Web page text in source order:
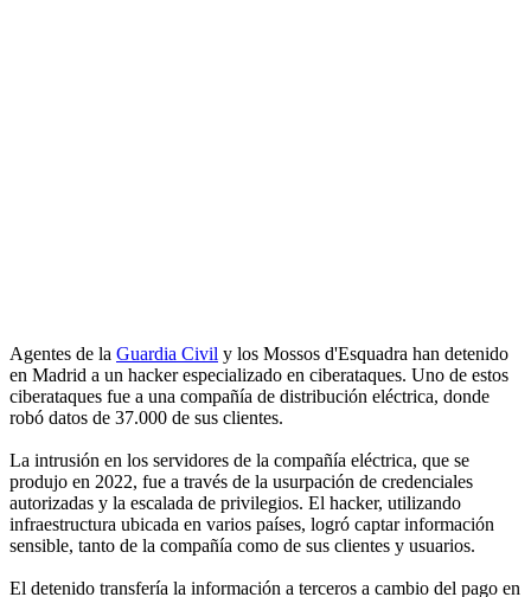
Agentes de la Guardia Civil y los Mossos d'Esquadra han detenido
en Madrid a un hacker especializado en ciberataques. Uno de estos
ciberataques fue a una compañía de distribución eléctrica, donde
robó datos de 37.000 de sus clientes.
La intrusión en los servidores de la compañía eléctrica, que se
produjo en 2022, fue a través de la usurpación de credenciales
autorizadas y la escalada de privilegios. El hacker, utilizando
infraestructura ubicada en varios países, logró captar información
sensible, tanto de la compañía como de sus clientes y usuarios.
El detenido transfería la información a terceros a cambio del pago en